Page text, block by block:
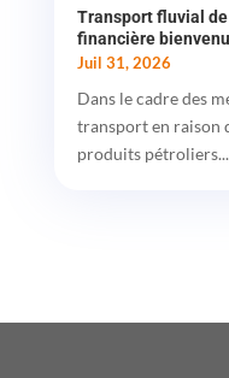
Transport fluvial
financière
Juil 31, 2026
Dans le cadre des
transport en raison
produits pétroliers...